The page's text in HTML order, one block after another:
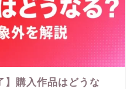
】購入作品はどうな